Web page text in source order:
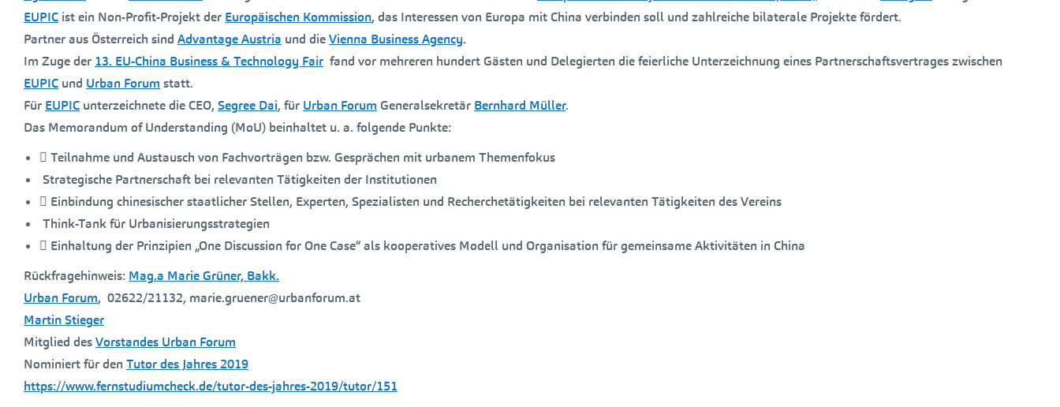
EUPIC ist ein Non-Profit-Projekt der Europäischen Kommission, das Interessen von Europa mit China verbinden soll und zahlreiche bilaterale Projekte fördert.
Partner aus Österreich sind Advantage Austria und dieVienna Business Agency.
Im Zuge der 13. EU-China Business & Technology Fair fand vor mehreren hundert Gästen und Delegierten die feierliche Unterzeichnung eines Partnerschaftsvertrages zwischen
EUPIC und Urban Forum statt.
Für EUPIC unterzeichnete die CEO, Segree Dai, für Urban Forum Generalsekretär Bernhard Müller.
Das Memorandum of Understanding (MoU) beinhaltet u. a. folgende Punkte:
 Teilnahme und Austausch von Fachvorträgen bzw. Gesprächen mit urbanem Themenfokus
Strategische Partnerschaft bei relevanten Tätigkeiten der Institutionen
 Einbindung chinesischer staatlicher Stellen, Experten, Spezialisten und Recherchetätigkeiten bei relevanten Tätigkeiten des Vereins
Think-Tank für Urbanisierungsstrategien
 Einhaltung der Prinzipien „One Discussion for One Case“ als kooperatives Modell und Organisation für gemeinsame Aktivitäten in China
Rückfragehinweis: Mag.a Marie Grüner, Bakk.
Urban Forum, 02622/21132, marie.gruener@urbanforum.at
Martin Stieger
Mitglied desVorstandes Urban Forum
Nominiert für den Tutor des Jahres 2019
https://www.fernstudiumcheck.de/tutor-des-jahres-2019/tutor/151